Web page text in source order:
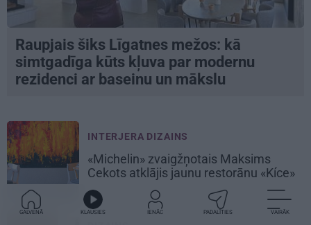
Raupjais šiks Līgatnes mežos: kā
simtgadīga kūts kļuva par modernu
rezidenci ar baseinu un mākslu
INTERJERA DIZAINS
«Michelin» zvaigžņotais Maksims
Cekots atklājis jaunu restorānu «Kíce»
GALVENĀ KLAUSIES IENĀC PADALĪTIES VAIRĀK